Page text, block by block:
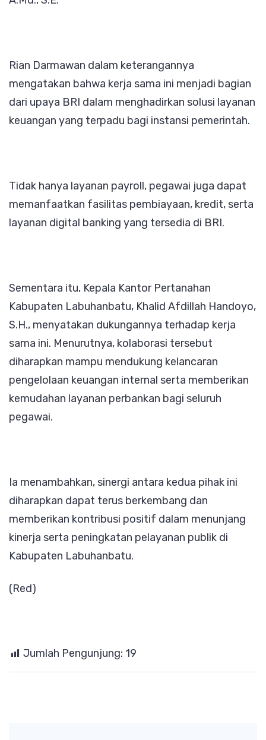
Rian Darmawan dalam keterangannya
mengatakan bahwa kerja sama ini menjadi bagian
dari upaya BRI dalam menghadirkan solusi layanan
keuangan yang terpadu bagi instansi pemerintah.
Tidak hanya layanan payroll, pegawai juga dapat
memanfaatkan fasilitas pembiayaan, kredit, serta
layanan digital banking yang tersedia di BRI.
Sementara itu, Kepala Kantor Pertanahan
Kabupaten Labuhanbatu, Khalid Afdillah Handoyo,
S.H., menyatakan dukungannya terhadap kerja
sama ini. Menurutnya, kolaborasi tersebut
diharapkan mampu mendukung kelancaran
pengelolaan keuangan internal serta memberikan
kemudahan layanan perbankan bagi seluruh
pegawai.
Ia menambahkan, sinergi antara kedua pihak ini
diharapkan dapat terus berkembang dan
memberikan kontribusi positif dalam menunjang
kinerja serta peningkatan pelayanan publik di
Kabupaten Labuhanbatu.
(Red)
Jumlah Pengunjung: 19